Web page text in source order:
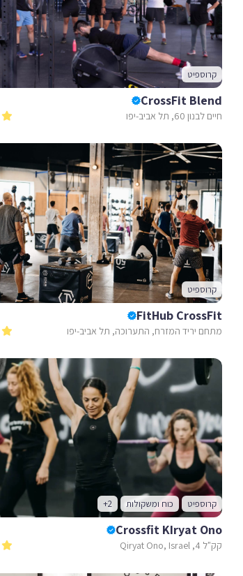
קרוספיט
CrossFit Blend
חיים לבנון 60, תל אביב-יפו
קרוספיט
FitHub CrossFit
מתחם יריד המזרח, התערוכה, תל אביב-יפו
קרוספיט כוח ומשקולות +2
Crossfit KIryat Ono
קק"ל 4, Qiryat Ono, Israel